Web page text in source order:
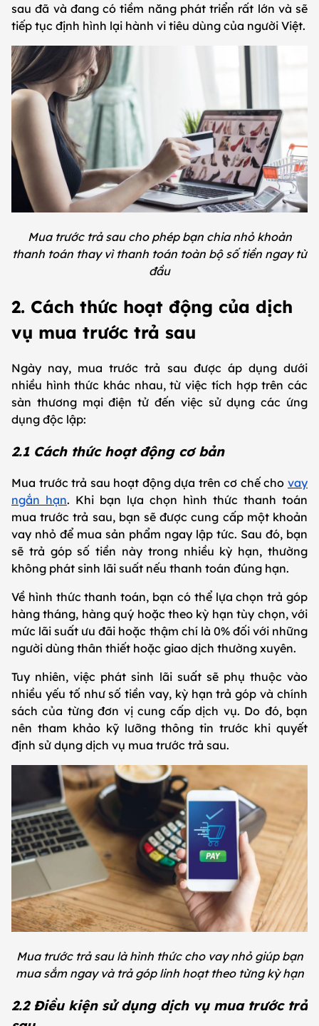
sau đã và đang có tiềm năng phát triển rất lớn và sẽ
tiếp tục định hình lại hành vi tiêu dùng của người Việt.
Mua trước trả sau cho phép bạn chia nhỏ khoản
thanh toán thay vì thanh toán toàn bộ số tiền ngay từ
đầu
2. Cách thức hoạt động của dịch
vụ mua trước trả sau
Ngày nay, mua trước trả sau được áp dụng dưới
nhiều hình thức khác nhau, từ việc tích hợp trên các
sàn thương mại điện tử đến việc sử dụng các ứng
dụng độc lập:
2.1 Cách thức hoạt động cơ bản
Mua trước trả sau hoạt động dựa trên cơ chế cho vay
ngắn hạn. Khi bạn lựa chọn hình thức thanh toán
mua trước trả sau, bạn sẽ được cung cấp một khoản
vay nhỏ để mua sản phẩm ngay lập tức. Sau đó, bạn
sẽ trả góp số tiền này trong nhiều kỳ hạn, thường
không phát sinh lãi suất nếu thanh toán đúng hạn.
Về hình thức thanh toán, bạn có thể lựa chọn trả góp
hàng tháng, hàng quý hoặc theo kỳ hạn tùy chọn, với
mức lãi suất ưu đãi hoặc thậm chí là 0% đối với những
người dùng thân thiết hoặc giao dịch thường xuyên.
Tuy nhiên, việc phát sinh lãi suất sẽ phụ thuộc vào
nhiều yếu tố như số tiền vay, kỳ hạn trả góp và chính
sách của từng đơn vị cung cấp dịch vụ. Do đó, bạn
nên tham khảo kỹ lưỡng thông tin trước khi quyết
định sử dụng dịch vụ mua trước trả sau.
Mua trước trả sau là hình thức cho vay nhỏ giúp bạn
mua sắm ngay và trả góp linh hoạt theo từng kỳ hạn
2.2 Điều kiện sử dụng dịch vụ mua trước trả